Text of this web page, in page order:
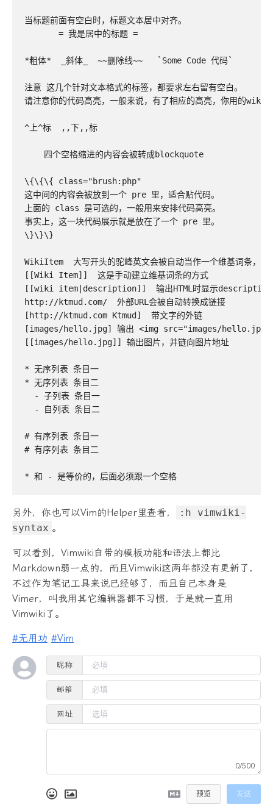
当标题前面有空白时，标题文本居中对齐。
       = 我是居中的标题 =
*粗体*  _斜体_  ~~删除线~~   `Some Code 代码`
注意 这几个针对文本格式的标签，都要求左右留有空白。
请注意你的代码高亮，一般来说，有了相应的高亮，你用的wiki
^上^标  ,,下,,标
    四个空格缩进的内容会被转成blockquote
\{\{\{ class="brush:php"
这中间的内容会被放到一个 pre 里，适合贴代码。
上面的 class 是可选的，一般用来安排代码高亮。
事实上，这一块代码展示就是放在了一个 pre 里。
\}\}\}
WikiItem  大写开头的驼峰英文会被自动当作一个维基词条，并
[[Wiki Item]]  这是手动建立维基词条的方式
[[wiki item|description]]  输出HTML时显示
http://ktmud.com/  外部URL会被自动转换成链接
[http://ktmud.com Ktmud]  带文字的外链
[images/hello.jpg] 输出 <img src="images/
[[images/hello.jpg]] 输出图片，并链向图片地址
* 无序列表 条目一
* 无序列表 条目二
  - 子列表 条目一
  - 自列表 条目二
# 有序列表 条目一
# 有序列表 条目二
另外，你也可以Vim的Helper里查看，
:h vimwiki-
syntax 。
可以看到，Vimwiki自带的模板功能和语法上都比
Markdown弱一点的，而且Vimwiki这两年都没有更新了，
不过作为笔记工具来说已经够了，而且自己本身是
Vimer，叫我用其它编辑器都不习惯，于是就一直用
Vimwiki了。
#无用功 #Vim
昵称
邮箱
网址
0/500
预览 发送